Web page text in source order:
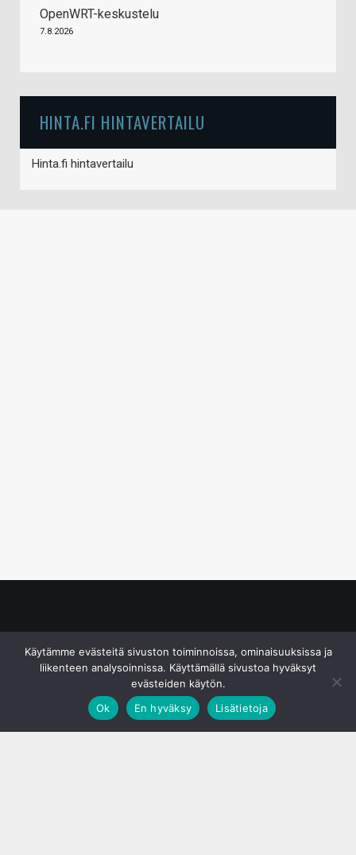
OpenWRT-keskustelu
7.8.2026
HINTA.FI HINTAVERTAILU
Hinta.fi hintavertailu
Käytämme evästeitä sivuston toiminnoissa, ominaisuuksissa ja
liikenteen analysoinnissa. Käyttämällä sivustoa hyväksyt
evästeiden käytön.
Ok
En hyväksy Lisätietoja